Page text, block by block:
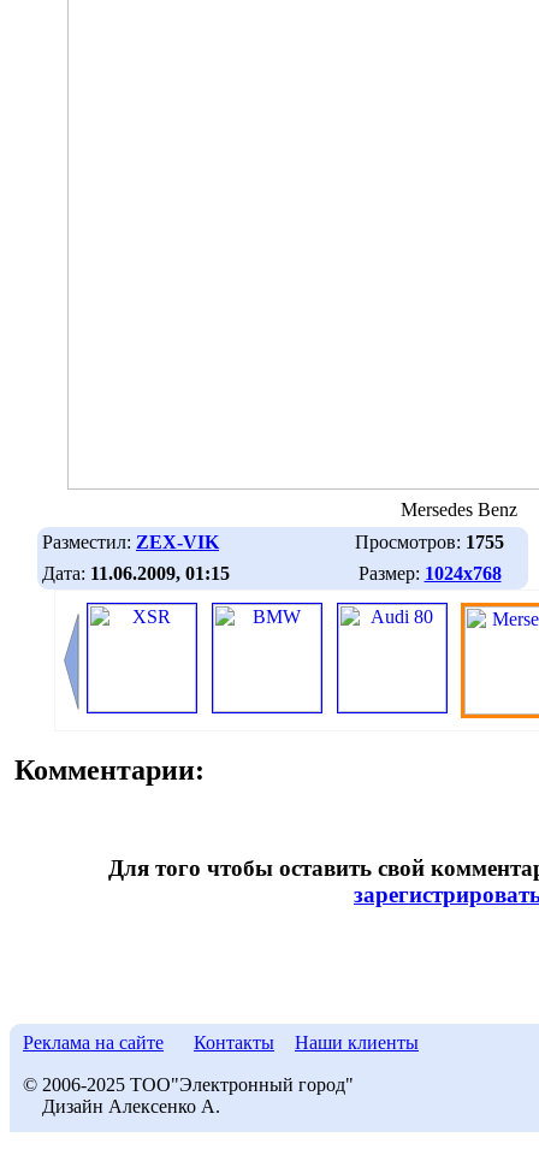
Mersedes Benz
Разместил: ZEX-VIK Просмотров: 1755
Дата: 11.06.2009, 01:15 Размер: 1024х768
Комментарии:
Для того чтобы оставить свой
Реклама на сайте Контакты Наши клиенты
© 2006-2025 ТОО"Электронный город"
Дизайн Алексенко А.